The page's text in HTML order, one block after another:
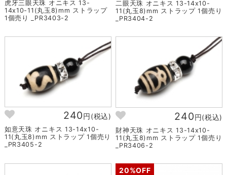
虎牙三眼天珠 オニキス 13-
14x10-11(丸玉8)mm ストラップ
1個売り _PR3403-2
二眼天珠 オニキス 13-14x10-
11(丸玉8)mm ストラップ 1個売り
_PR3404-2
240円(税込)
如意天珠 オニキス 13-14x10-
11(丸玉8)mm ストラップ 1個売り
_PR3405-2
240円(税込)
財神天珠 オニキス 13-14x10-
11(丸玉8)mm ストラップ 1個売り
_PR3406-2
20%OFF